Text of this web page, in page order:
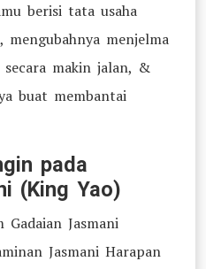
berisi tata usaha
mengubahnya menjelma
secara makin jalan, &
buat membantai
pada
(King Yao)
Jasmani
Jasmani Harapan